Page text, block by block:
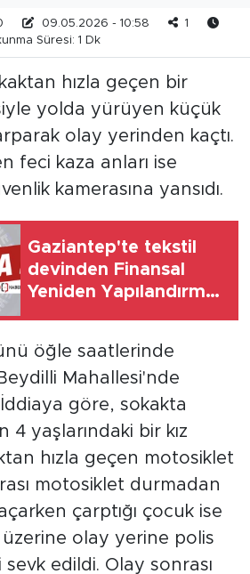
09.05.2026 - 10:58
1
Süresi: 1 Dk
hızla geçen bir
yolda yürüyen küçük
olay yerinden kaçtı.
feci kaza anları ise
kamerasına yansıdı.
Gaziantep'te tekstil
devinden Finansal
Yeniden Yapılandırma
öğle saatlerinde
Mahallesi'nde
göre, sokakta
4 yaşlarındaki bir kız
hızla geçen motosiklet
motosiklet durmadan
çarptığı çocuk ise
üzerine olay yerine polis
sevk edildi. Olay sonrası